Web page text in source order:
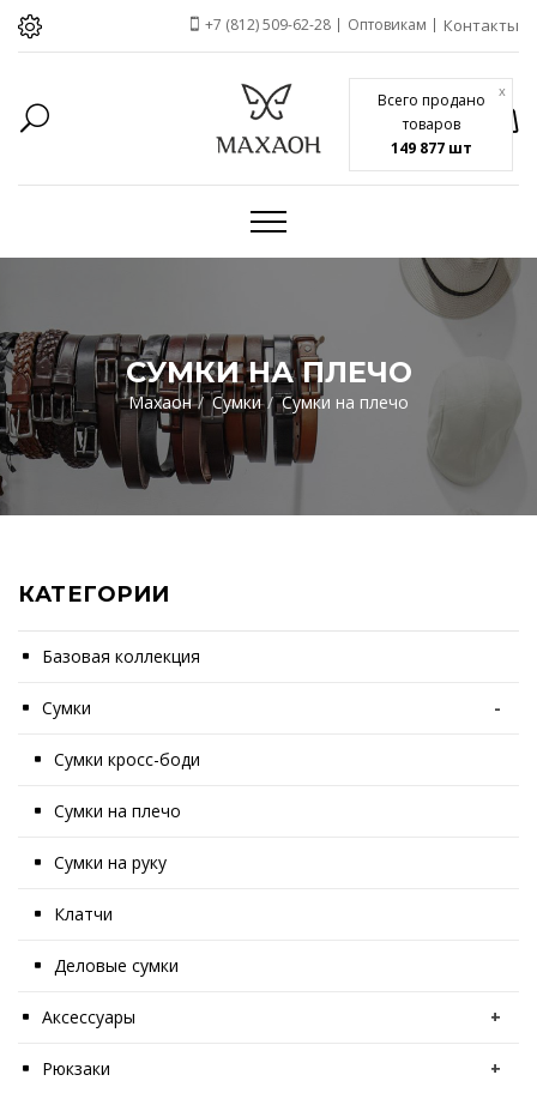
Всего продано
товаров
149 877 шт
x
+7 (812) 509-62-28 Оптовикам Контакты
СУМКИ НА ПЛЕЧО
Махаон Сумки Сумки на плечо
КАТЕГОРИИ
Базовая коллекция
Сумки -
Сумки кросс-боди
Сумки на плечо
Сумки на руку
Клатчи
Деловые сумки
Аксессуары +
Рюкзаки +